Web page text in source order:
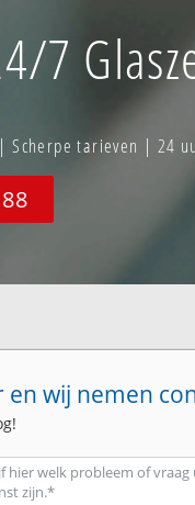
7
tarieven | 24
wij nemen